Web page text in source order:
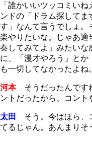
「誰かいいツッコミい
ンドの「ドラム探してま
す」なんて言うでしょ。
楽やりたいな。じゃあ適
奏してみてよ」みたいな
に、「漫才やろう」と
も一切してなかったよね。
河本そうだったんです
ントだったから、コント
太田
そう。今はほら、
てるじゃん。あんまりそ